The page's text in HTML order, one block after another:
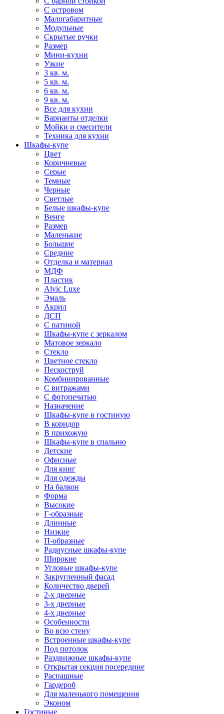
С островом
Малогабаритные
Модульные
Скрытые ручки
Размер
Мини-кухни
Узкие
3 кв. м.
5 кв. м.
6 кв. м.
9 кв. м.
Все для кухни
Варианты отделки
Мойки и смесители
Техника для кухни
Шкафы-купе
Цвет
Коричневые
Серые
Темные
Черные
Светлые
Белые шкафы-купе
Венге
Размер
Маленькие
Большие
Средние
Отделка и материал
МДФ
Пластик
Alvic Luxe
Эмаль
Акрил
ДСП
С патиной
Шкафы-купе с зеркалом
Матовое зеркало
Стекло
Цветное стекло
Пескоструй
Комбинированные
С витражами
С фотопечатью
Назначение
Шкафы-купе в гостиную
В коридор
В прихожую
Шкафы-купе в спальню
Детские
Офисные
Для книг
Для одежды
На балкон
Форма
Высокие
Г-образные
Длинные
Низкие
П-образные
Радиусные шкафы-купе
Широкие
Угловые шкафы-купе
Закругленный фасад
Количество дверей
2-х дверные
3-х дверные
4-х дверные
Особенности
Во всю стену
Встроенные шкафы-купе
Под потолок
Раздвижные шкафы-купе
Открытая секция посередине
Распашные
Гардероб
Для маленького помещения
Эконом
Гостиные